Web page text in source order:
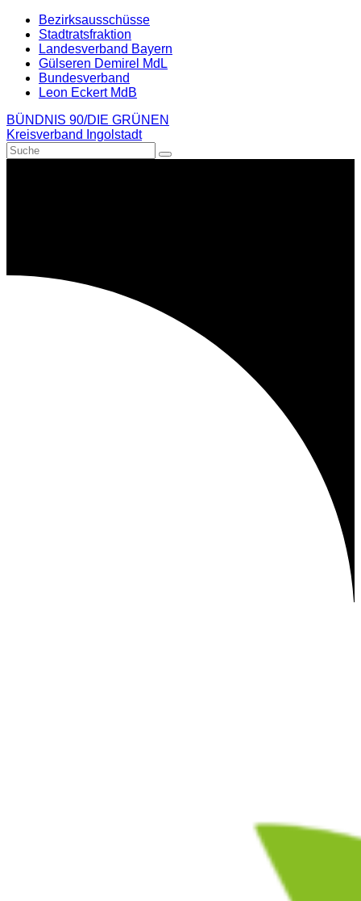
Weiter
zum
Inhalt
Bezirksausschüsse
Stadtratsfraktion
Landesverband Bayern
Gülseren Demirel MdL
Bundesverband
Leon Eckert MdB
BÜNDNIS 90/DIE GRÜNEN
Kreisverband Ingolstadt
Suche